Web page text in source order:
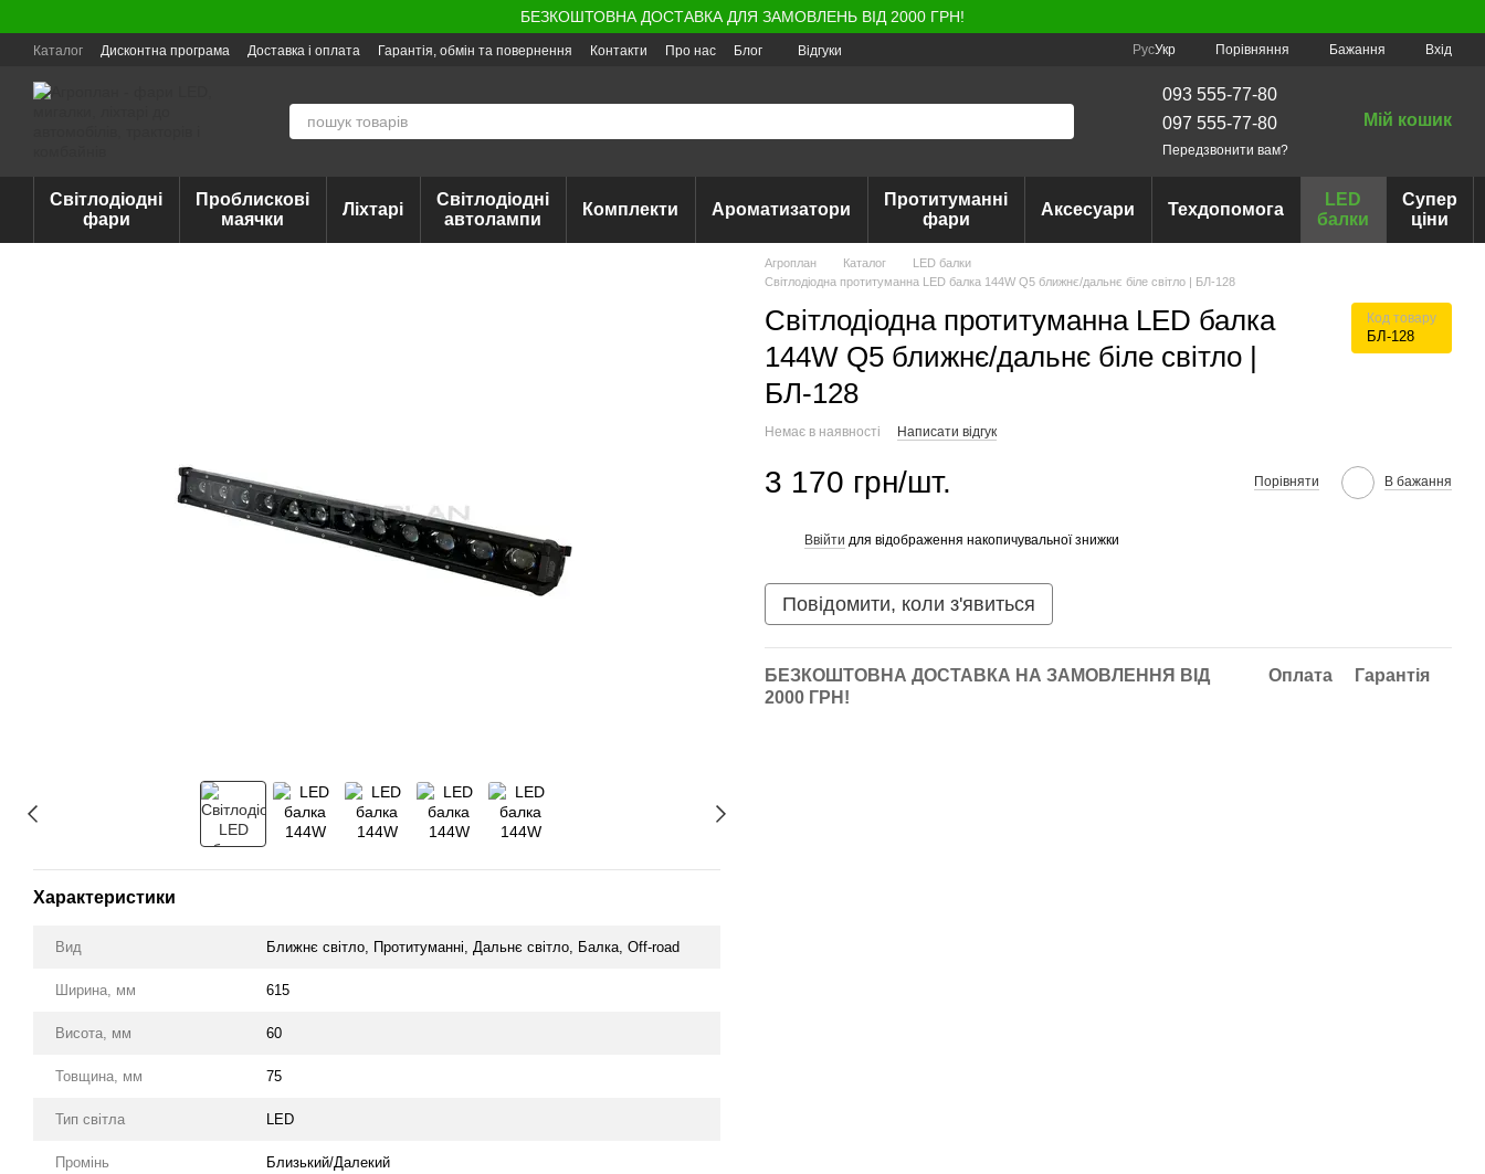
БЕЗКОШТОВНА ДОСТАВКА ДЛЯ ЗАМОВЛЕНЬ ВІД 2000 ГРН!
Каталог Дисконтна програма Доставка і оплата Гарантія, обмін та повернення Контакти Про нас Блог Відгуки РусУкр Порівняння Бажання Вхід
093 555-77-80
097 555-77-80
Передзвонити вам?
Мій кошик
Світлодіодні
фари
Проблискові
маячки
Ліхтарі
Світлодіодні
автолампи
Комплекти Ароматизатори
Протитуманні
фари
Аксесуари Техдопомога
LED
балки
Супер
ціни
Характеристики
Вид Ближнє світло, Протитуманні, Дальнє світло, Балка, Off-road
Ширина, мм 615
Висота, мм 60
Товщина, мм 75
Тип світла LED
Промінь Близький/Далекий
Агроплан Каталог
LED балки
Cвітлодіодна протитуманна LED балка 144W Q5 ближнє/дальнє біле світло | БЛ-128
Cвітлодіодна протитуманна LED балка
144W Q5 ближнє/дальнє біле світло |
БЛ-128
Код товару
БЛ-128
Немає в наявності Написати відгук
3 170 грн/шт. Порівняти В бажання
Ввійти для відображення накопичувальної знижки
Повідомити, коли з'явиться
БЕЗКОШТОВНА ДОСТАВКА НА ЗАМОВЛЕННЯ ВІД
2000 ГРН!
Оплата Гарантія